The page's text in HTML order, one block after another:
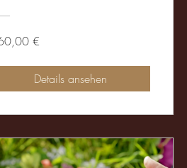
€
Details ansehen